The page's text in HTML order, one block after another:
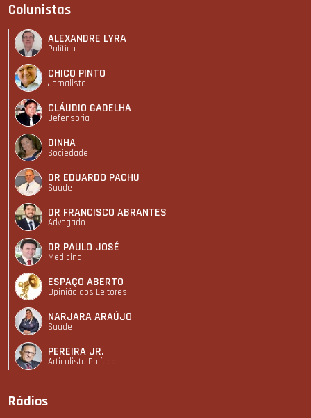
Colunistas
ALEXANDRE LYRA
Política
CHICO PINTO
Jornalista
CLÁUDIO GADELHA
Defensoria
DINHA
Sociedade
DR EDUARDO PACHU
Saúde
DR FRANCISCO ABRANTES
Advogado
DR PAULO JOSÉ
Medicina
ESPAÇO ABERTO
Opinião dos Leitores
NARJARA ARAÚJO
Saúde
PEREIRA JR.
Articulista Polí­tico
Rádios